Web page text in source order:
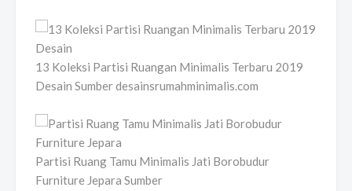
13 Koleksi Partisi Ruangan Minimalis Terbaru 2019
Desain Sumber desainsrumahminimalis.com
Partisi Ruang Tamu Minimalis Jati Borobudur
Furniture Jepara Sumber